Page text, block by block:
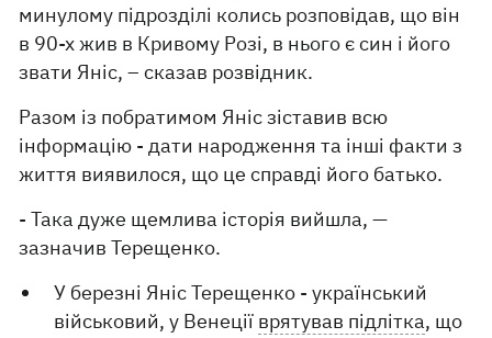
минулому підрозділі колись розповідав, що він
в 90-х жив в Кривому Розі, в нього є син і його
звати Яніс, – сказав розвідник.
Разом із побратимом Яніс зіставив всю
інформацію - дати народження та інші факти з
життя виявилося, що це справді його батько.
- Така дуже щемлива історія вийшла, —
зазначив Терещенко.
У березні Яніс Терещенко - український
військовий, у Венеції врятував підлітка, що